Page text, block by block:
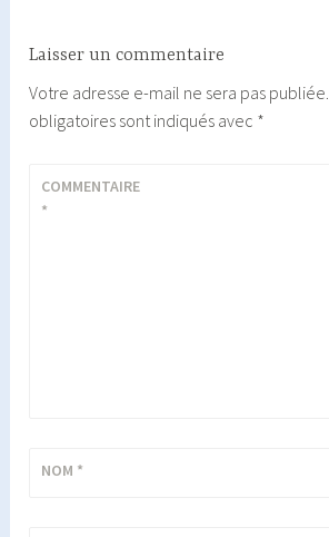
Laisser un commentaire
Votre adresse e-mail ne sera pas publiée.
obligatoires sont indiqués avec *
COMMENTAIRE
*
NOM *